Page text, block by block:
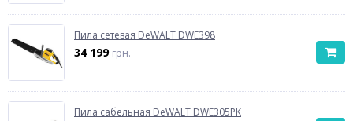
Пила сетевая DeWALT DWE398
34 199 грн.
Пила сабельная DeWALT DWE305PK